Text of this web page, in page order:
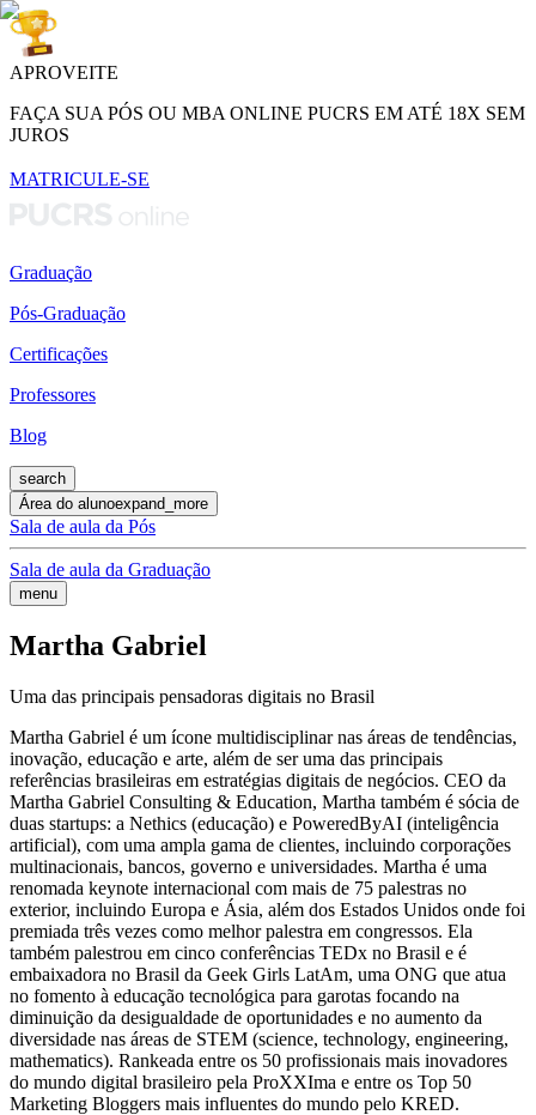
APROVEITE
FAÇA SUA PÓS OU MBA ONLINE PUCRS EM ATÉ 18X SEM
JUROS
MATRICULE-SE
Graduação
Pós-Graduação
Certificações
Professores
Blog
search
Área do alunoexpand_more
Sala de aula da Pós
Sala de aula da Graduação
menu
Martha Gabriel
Uma das principais pensadoras digitais no Brasil
Martha Gabriel é um ícone multidisciplinar nas áreas de tendências,
inovação, educação e arte, além de ser uma das principais
referências brasileiras em estratégias digitais de negócios. CEO da
Martha Gabriel Consulting & Education, Martha também é sócia de
duas startups: a Nethics (educação) e PoweredByAI (inteligência
artificial), com uma ampla gama de clientes, incluindo corporações
multinacionais, bancos, governo e universidades. Martha é uma
renomada keynote internacional com mais de 75 palestras no
exterior, incluindo Europa e Ásia, além dos Estados Unidos onde foi
premiada três vezes como melhor palestra em congressos. Ela
também palestrou em cinco conferências TEDx no Brasil e é
embaixadora no Brasil da Geek Girls LatAm, uma ONG que atua
no fomento à educação tecnológica para garotas focando na
diminuição da desigualdade de oportunidades e no aumento da
diversidade nas áreas de STEM (science, technology, engineering,
mathematics). Rankeada entre os 50 profissionais mais inovadores
do mundo digital brasileiro pela ProXXIma e entre os Top 50
Marketing Bloggers mais influentes do mundo pelo KRED.